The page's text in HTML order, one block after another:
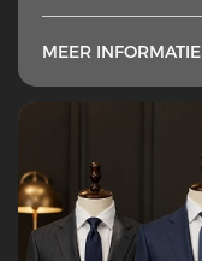
MEER INFORMATIE